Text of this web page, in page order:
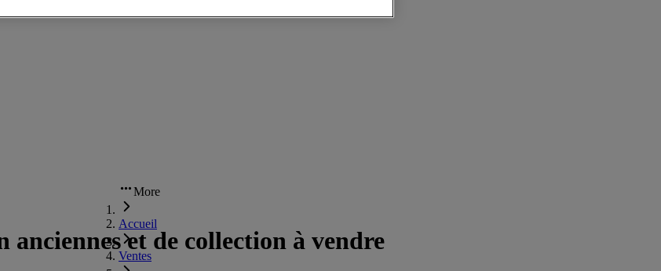
More
Accueil
Ventes
anciennes et de collection à vendre